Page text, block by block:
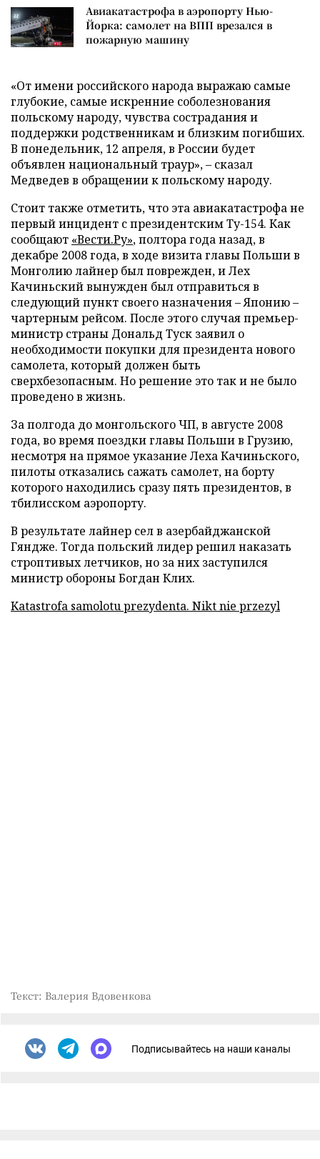
Авиакатастрофа в аэропорту Нью-
Йорка: самолет на ВПП врезался в
пожарную машину
«От имени российского народа выражаю самые
глубокие, самые искренние соболезнования
польскому народу, чувства сострадания и
поддержки родственникам и близким погибших.
В понедельник, 12 апреля, в России будет
объявлен национальный траур», – сказал
Медведев в обращении к польскому народу.
Стоит также отметить, что эта авиакатастрофа не
первый инцидент с президентским Ту-154. Как
сообщают «Вести.Ру», полтора года назад, в
декабре 2008 года, в ходе визита главы Польши в
Монголию лайнер был поврежден, и Лех
Качиньский вынужден был отправиться в
следующий пункт своего назначения – Японию –
чартерным рейсом. После этого случая премьер-
министр страны Дональд Туск заявил о
необходимости покупки для президента нового
самолета, который должен быть
сверхбезопасным. Но решение это так и не было
проведено в жизнь.
За полгода до монгольского ЧП, в августе 2008
года, во время поездки главы Польши в Грузию,
несмотря на прямое указание Леха Качиньского,
пилоты отказались сажать самолет, на борту
которого находились сразу пять президентов, в
тбилисском аэропорту.
В результате лайнер сел в азербайджанской
Гяндже. Тогда польский лидер решил наказать
строптивых летчиков, но за них заступился
министр обороны Богдан Клих.
Katastrofa samolotu prezydenta. Nikt nie przezyl
Текст: Валерия Вдовенкова
Подписывайтесь на наши каналы